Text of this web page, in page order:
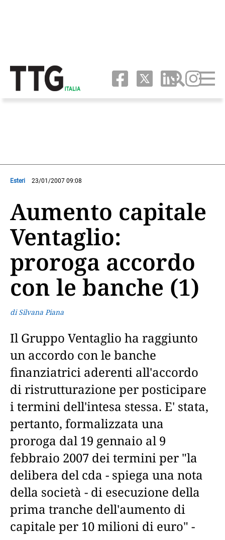
Esteri 23/01/2007 09:08
Aumento capitale
Ventaglio:
proroga accordo
con le banche (1)
di Silvana Piana
Il Gruppo Ventaglio ha raggiunto
un accordo con le banche
finanziatrici aderenti all'accordo
di ristrutturazione per posticipare
i termini dell'intesa stessa. E' stata,
pertanto, formalizzata una
proroga dal 19 gennaio al 9
febbraio 2007 dei termini per "la
delibera del cda - spiega una nota
della società - di esecuzione della
prima tranche dell'aumento di
capitale per 10 milioni di euro" -